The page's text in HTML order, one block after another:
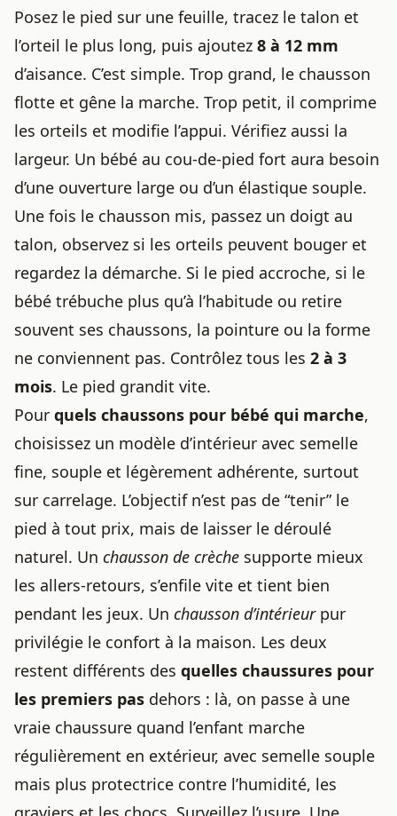
Posez le pied sur une feuille, tracez le talon et
l’orteil le plus long, puis ajoutez 8 à 12 mm
d’aisance. C’est simple. Trop grand, le chausson
flotte et gêne la marche. Trop petit, il comprime
les orteils et modifie l’appui. Vérifiez aussi la
largeur. Un bébé au cou-de-pied fort aura besoin
d’une ouverture large ou d’un élastique souple.
Une fois le chausson mis, passez un doigt au
talon, observez si les orteils peuvent bouger et
regardez la démarche. Si le pied accroche, si le
bébé trébuche plus qu’à l’habitude ou retire
souvent ses chaussons, la pointure ou la forme
ne conviennent pas. Contrôlez tous les 2 à 3
mois. Le pied grandit vite.
Pour quels chaussons pour bébé qui marche,
choisissez un modèle d’intérieur avec semelle
fine, souple et légèrement adhérente, surtout
sur carrelage. L’objectif n’est pas de “tenir” le
pied à tout prix, mais de laisser le déroulé
naturel. Un chausson de crèche supporte mieux
les allers-retours, s’enfile vite et tient bien
pendant les jeux. Un chausson d’intérieurpur
privilégie le confort à la maison. Les deux
restent différents des quelles chaussures pour
les premiers pas dehors : là, on passe à une
vraie chaussure quand l’enfant marche
régulièrement en extérieur, avec semelle souple
mais plus protectrice contre l’humidité, les